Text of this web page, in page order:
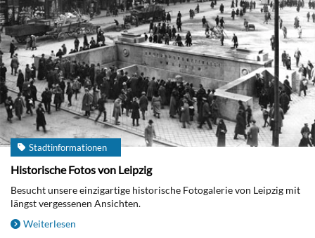
Stadtinformationen
Historische Fotos von Leipzig
Besucht unsere einzigartige historische Fotogalerie von Leipzig mit
längst vergessenen Ansichten.
Weiterlesen